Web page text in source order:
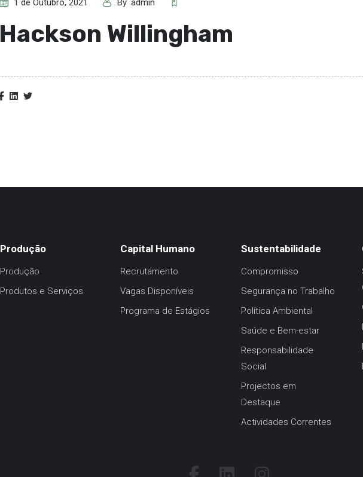
1 de Outubro, 2021 By admin
Hackson Willingham
Produção
Produção
Produtos e Serviços
Capital Humano
Recrutamento
Vagas Disponíveis
Programa de Estágios
Sustentabilidade
Compromisso
Segurança no Trabalho
Política Ambiental
Saúde e Bem-estar
Responsabilidade
Social
Projectos em
Destaque
Actividades Correntes